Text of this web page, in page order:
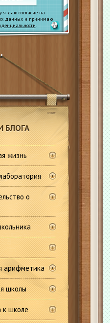
я даю согласие на
данных и принимаю
.
БЛОГА
жизнь
о
арифметика
школы
к школе